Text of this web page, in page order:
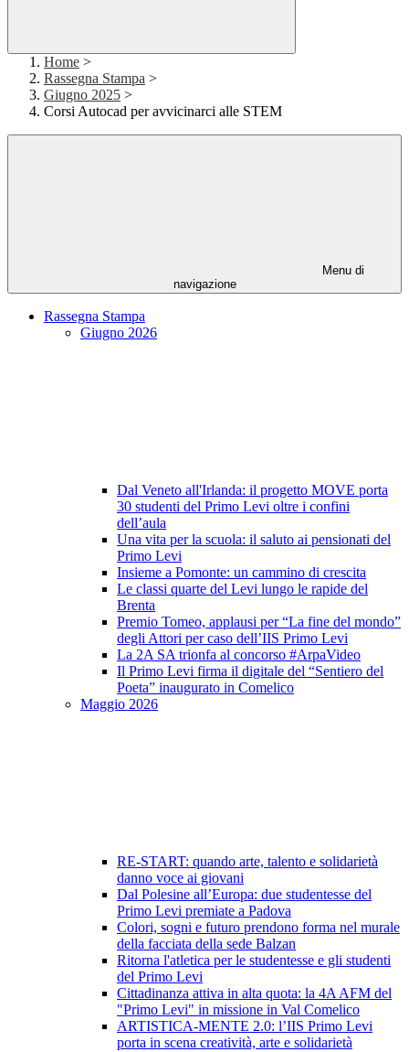
Home >
Rassegna Stampa >
Giugno 2025 >
Corsi Autocad per avvicinarci alle STEM
Menu di
navigazione
Rassegna Stampa
Giugno 2026
Dal Veneto all'Irlanda: il progetto MOVE porta
30 studenti del Primo Levi oltre i confini
dell’aula
Una vita per la scuola: il saluto ai pensionati del
Primo Levi
Insieme a Pomonte: un cammino di crescita
Le classi quarte del Levi lungo le rapide del
Brenta
Premio Tomeo, applausi per “La fine del mondo”
degli Attori per caso dell’IIS Primo Levi
La 2A SA trionfa al concorso #ArpaVideo
Il Primo Levi firma il digitale del “Sentiero del
Poeta” inaugurato in Comelico
Maggio 2026
RE-START: quando arte, talento e solidarietà
danno voce ai giovani
Dal Polesine all’Europa: due studentesse del
Primo Levi premiate a Padova
Colori, sogni e futuro prendono forma nel murale
della facciata della sede Balzan
Ritorna l'atletica per le studentesse e gli studenti
del Primo Levi
Cittadinanza attiva in alta quota: la 4A AFM del
"Primo Levi" in missione in Val Comelico
ARTISTICA-MENTE 2.0: l’IIS Primo Levi
porta in scena creatività, arte e solidarietà